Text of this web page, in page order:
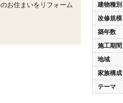
建物種別
改修規模
築年数
施工期間
地域
家族構成
テーマ
お住まいをリフォーム